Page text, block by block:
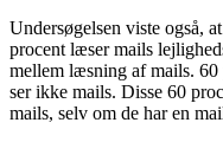
Undersøgelsen viste også,
procent læser mails
mellem læsning af mails. 60
ser ikke mails. Disse 60
mails, selv om de har en